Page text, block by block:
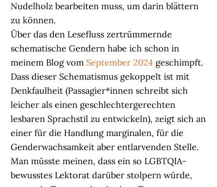
Nudelholz bearbeiten muss, um darin blättern
zu können.
Über das den Lesefluss zertrümmernde
schematische Gendern habe ich schon in
meinem Blog vom September 2024 geschimpft.
Dass dieser Schematismus gekoppelt ist mit
Denkfaulheit (Passagier*innen schreibt sich
leicher als einen geschlechtergerechten
lesbaren Sprachstil zu entwickeln), zeigt sich an
einer für die Handlung marginalen, für die
Genderwachsamkeit aber entlarvenden Stelle.
Man müsste meinen, dass ein so LGBTQIA-
bewusstes Lektorat darüber stolpern würde,